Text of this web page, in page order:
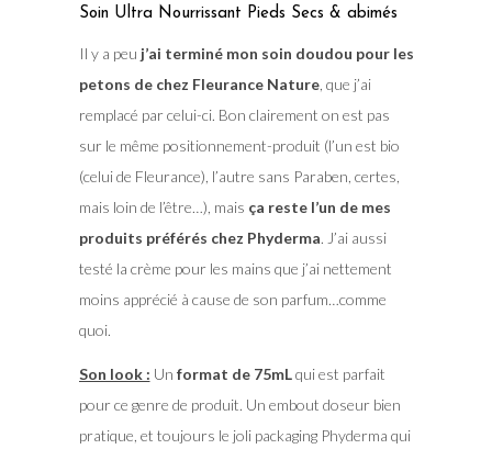
Soin Ultra Nourrissant Pieds Secs & abimés
Il y a peu j’ai terminé mon soin doudou pour les
petons de chez Fleurance Nature, que j’ai
remplacé par celui-ci. Bon clairement on est pas
sur le même positionnement-produit (l’un est bio
(celui de Fleurance), l’autre sans Paraben, certes,
mais loin de l’être…), mais ça reste l’un de mes
produits préférés chez Phyderma. J’ai aussi
testé la crème pour les mains que j’ai nettement
moins apprécié à cause de son parfum…comme
quoi.
Son look : Un format de 75mLqui est parfait
pour ce genre de produit. Un embout doseur bien
pratique, et toujours le joli packaging Phyderma qui